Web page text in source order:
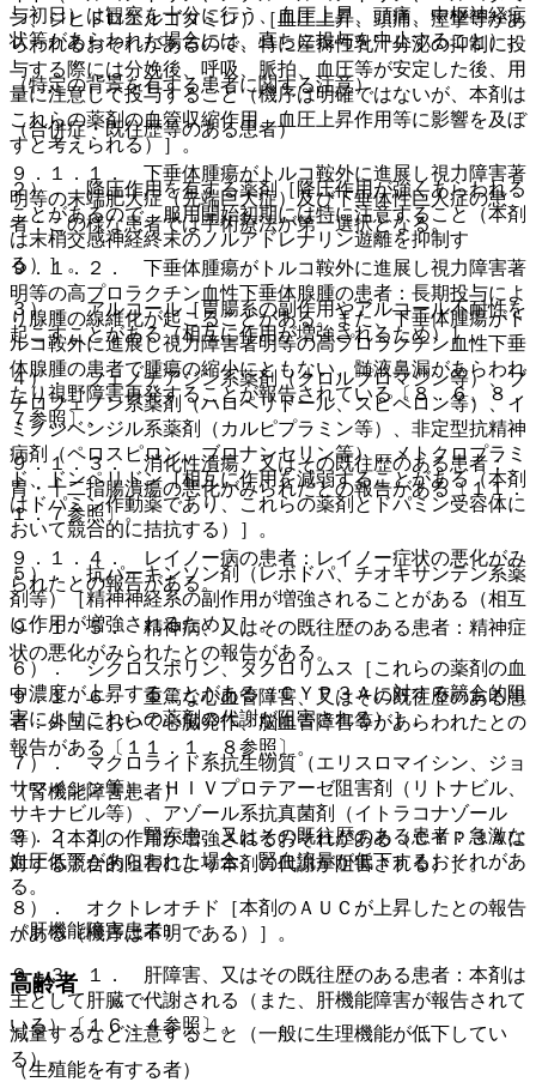
ン、ジヒドロエルゴタミン）［血圧上昇、頭痛、痙攣等があ
らわれるおそれがあるので、特に産褥性乳汁分泌の抑制に投
与する際には分娩後、呼吸、脈拍、血圧等が安定した後、用
量に注意して投与すること（機序は明確ではないが、本剤は
これらの薬剤の血管収縮作用、血圧上昇作用等に影響を及ぼ
すと考えられる）］。
２）． 降圧作用を有する薬剤［降圧作用が強くあらわれる
ことがあるので、服用開始初期には特に注意すること（本剤
は末梢交感神経終末のノルアドレナリン遊離を抑制す
る）］。
３）． アルコール［胃腸系の副作用やアルコール不耐性を
起こすことがある（相互に作用が増強されるため）］。
４）． フェノチアジン系薬剤（クロルプロマジン等）、ブ
チロフェノン系薬剤（ハロペリドール、スピペロン等）、イ
ミノジベンジル系薬剤（カルピプラミン等）、非定型抗精神
病剤（ペロスピロン、ブロナンセリン等）、メトクロプラミ
ド、ドンペリドン［相互に作用を減弱することがある（本剤
はドパミン作動薬であり、これらの薬剤とドパミン受容体に
おいて競合的に拮抗する）］。
５）． 抗パーキンソン剤（レボドパ、チオキサンテン系薬
剤等）［精神神経系の副作用が増強されることがある（相互
に作用が増強されるため）］。
６）． シクロスポリン、タクロリムス［これらの薬剤の血
中濃度が上昇することがある（ＣＹＰ３Ａに対する競合的阻
害によりこれらの薬剤の代謝が阻害される）］。
７）． マクロライド系抗生物質（エリスロマイシン、ジョ
サマイシン等）、ＨＩＶプロテアーゼ阻害剤（リトナビル、
サキナビル等）、アゾール系抗真菌剤（イトラコナゾール
等）［本剤の作用が増強されるおそれがある（ＣＹＰ３Ａに
対する競合的阻害により本剤の代謝が阻害される）］。
８）． オクトレオチド［本剤のＡＵＣが上昇したとの報告
がある（機序は不明である）］。
高齢者
減量するなど注意すること（一般に生理機能が低下してい
る）。
与初日）は観察を十分に行う、血圧上昇、頭痛、中枢神経症
状等があらわれた場合には、直ちに投与を中止すること）。
（特定の背景を有する患者に関する注意）
（合併症・既往歴等のある患者）
９．１．１． 下垂体腫瘍がトルコ鞍外に進展し視力障害著
明等の末端肥大症（先端巨大症）及び下垂体性巨人症の患
者：この様な患者では手術療法が第一選択となる。
９．１．２． 下垂体腫瘍がトルコ鞍外に進展し視力障害著
明等の高プロラクチン血性下垂体腺腫の患者：長期投与によ
り腺腫の線維化が起こることがある。また、下垂体腫瘍がト
ルコ鞍外に進展し視力障害著明等の高プロラクチン血性下垂
体腺腫の患者で腫瘍の縮小にともない、髄液鼻漏があらわれ
たり視野障害再発することが報告されている〔８．６、８．
７参照〕。
９．１．３． 消化性潰瘍、又はその既往歴のある患者：
胃・十二指腸潰瘍の悪化がみられたとの報告がある〔１１．
１．７参照〕。
９．１．４． レイノー病の患者：レイノー症状の悪化がみ
られたとの報告がある。
９．１．５． 精神病、又はその既往歴のある患者：精神症
状の悪化がみられたとの報告がある。
９．１．６． 重篤な心血管障害、又はその既往歴のある患
者：外国において心臓発作、脳血管障害等があらわれたとの
報告がある〔１１．１．８参照〕。
（腎機能障害患者）
９．２．１． 腎疾患、又はその既往歴のある患者：急激な
血圧低下があらわれた場合、腎血流量が低下するおそれがあ
る。
（肝機能障害患者）
９．３．１． 肝障害、又はその既往歴のある患者：本剤は
主として肝臓で代謝される（また、肝機能障害が報告されて
いる）〔１６．４参照〕。
（生殖能を有する者）